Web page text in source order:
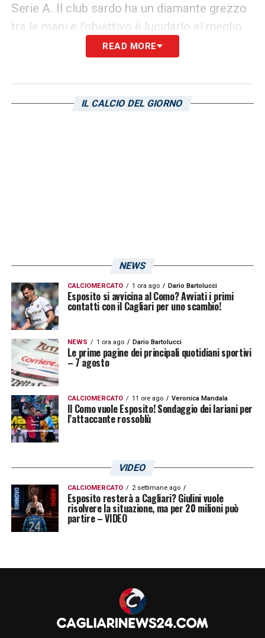
Serie A. Il club sardo ha un diamante grezzo
tra le mani e l’obiettivo è lucidarlo al meglio.
READ MORE
IL CALCIO DEL GIORNO
NEWS
CALCIOMERCATO 1 ora ago Dario Bartolucci
Esposito si avvicina al Como? Avviati i primi
contatti con il Cagliari per uno scambio!
NEWS 1 ora ago Dario Bartolucci
Le prime pagine dei principali quotidiani sportivi
– 7 agosto
CALCIOMERCATO 11 ore ago Veronica Mandala
Il Como vuole Esposito! Sondaggio dei lariani per
l’attaccante rossoblù
VIDEO
CALCIOMERCATO 2 settimane ago
Esposito resterà a Cagliari? Giulini vuole
risolvere la situazione, ma per 20 milioni può
partire – VIDEO